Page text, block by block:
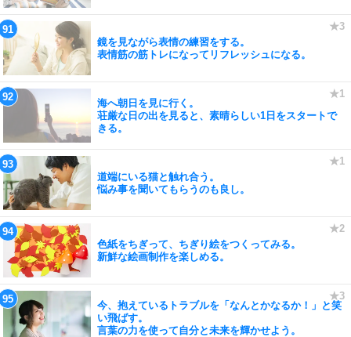
鏡を見ながら表情の練習をする。
表情筋の筋トレになってリフレッシュになる。
海へ朝日を見に行く。
荘厳な日の出を見ると、素晴らしい1日をスタートで
きる。
道端にいる猫と触れ合う。
悩み事を聞いてもらうのも良し。
色紙をちぎって、ちぎり絵をつくってみる。
新鮮な絵画制作を楽しめる。
今、抱えているトラブルを「なんとかなるか！」と笑
い飛ばす。
言葉の力を使って自分と未来を輝かせよう。